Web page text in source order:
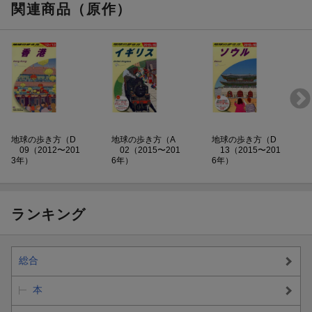
関連商品（原作）
地球の歩き方（D
09（2012〜201
3年）
地球の歩き方（A
02（2015〜201
6年）
地球の歩き方（D
13（2015〜201
6年）
ランキング
総合
本